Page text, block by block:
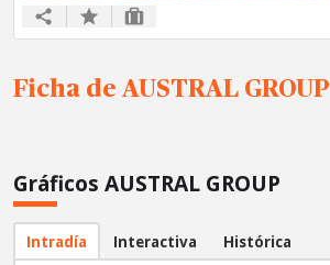
Ficha de AUSTRAL GROUP
Gráficos AUSTRAL GROUP
Intradía Interactiva Histórica